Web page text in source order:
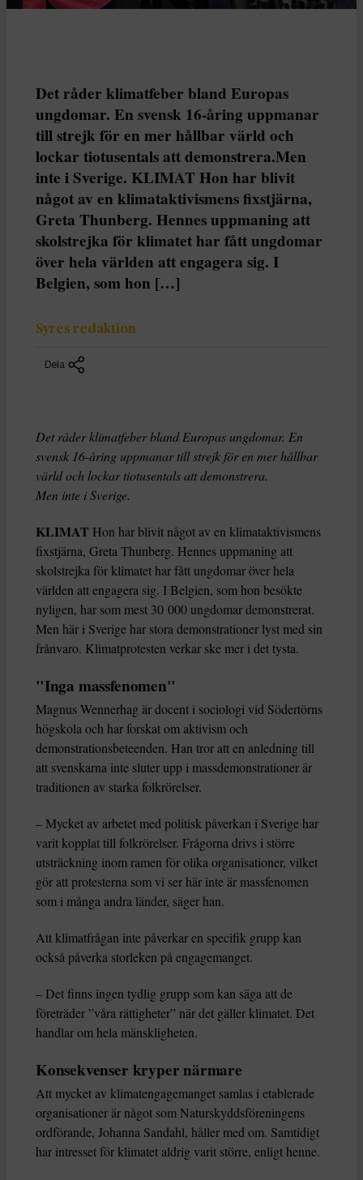
Det råder klimatfeber bland Europas
ungdomar. En svensk 16-åring uppmanar
till strejk för en mer hållbar värld och
lockar tiotusentals att demonstrera.Men
inte i Sverige. KLIMAT Hon har blivit
något av en klimataktivismens fixstjärna,
Greta Thunberg. Hennes uppmaning att
skolstrejka för klimatet har fått ungdomar
över hela världen att engagera sig. I
Belgien, som hon […]
Syres redaktion
Dela
Det råder klimatfeber bland Europas ungdomar. En
svensk 16-åring uppmanar till strejk för en mer hållbar
värld och lockar tiotusentals att demonstrera.
Men inte i Sverige.
KLIMAT Hon har blivit något av en klimataktivismens
fixstjärna, Greta Thunberg. Hennes uppmaning att
skolstrejka för klimatet har fått ungdomar över hela
världen att engagera sig. I Belgien, som hon besökte
nyligen, har som mest 30 000 ungdomar demonstrerat.
Men här i Sverige har stora demonstrationer lyst med sin
frånvaro. Klimatprotesten verkar ske mer i det tysta.
"Inga massfenomen"
Magnus Wennerhag är docent i sociologi vid Södertörns
högskola och har forskat om aktivism och
demonstrationsbeteenden. Han tror att en anledning till
att svenskarna inte sluter upp i massdemonstrationer är
traditionen av starka folkrörelser.
– Mycket av arbetet med politisk påverkan i Sverige har
varit kopplat till folkrörelser. Frågorna drivs i större
utsträckning inom ramen för olika organisationer, vilket
gör att protesterna som vi ser här inte är massfenomen
som i många andra länder, säger han.
Att klimatfrågan inte påverkar en specifik grupp kan
också påverka storleken på engagemanget.
– Det finns ingen tydlig grupp som kan säga att de
företräder ”våra rättigheter” när det gäller klimatet. Det
handlar om hela mänskligheten.
Konsekvenser kryper närmare
Att mycket av klimatengagemanget samlas i etablerade
organisationer är något som Naturskyddsföreningens
ordförande, Johanna Sandahl, håller med om. Samtidigt
har intresset för klimatet aldrig varit större, enligt henne.